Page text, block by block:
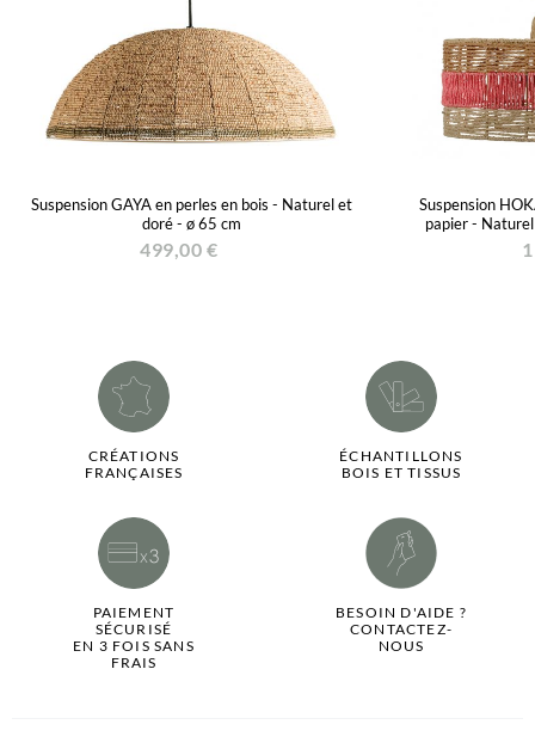
Suspension GAYA en perles en bois - Naturel et
doré - ø 65 cm
499,00 €
Suspension
papier -
CRÉATIONS
FRANÇAISES
ÉCHANTILLONS
BOIS ET TISSUS
PAIEMENT
SÉCURISÉ
EN 3 FOIS SANS
FRAIS
BESOIN D'AIDE ?
CONTACTEZ-
NOUS